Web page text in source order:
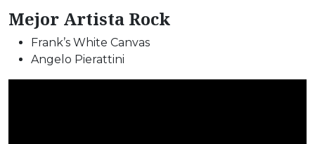
Mejor Artista Rock
Frank’s White Canvas
Angelo Pierattini